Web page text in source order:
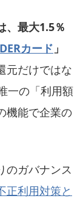
、最大1.5％
カード 」
元だけではな
一の「利用額
機能で企業の
のガバナンス
正利用対策と